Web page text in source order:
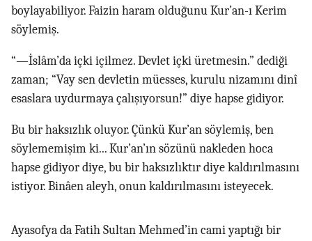
boylayabiliyor. Faizin haram olduğunu Kur’an-ı Kerim
söylemiş.
“—İslâm’da içki içilmez. Devlet içki üretmesin.” dediği
zaman; “Vay sen devletin müesses, kurulu nizamını dinî
esaslara uydurmaya çalışıyorsun!” diye hapse gidiyor.
Bu bir haksızlık oluyor. Çünkü Kur’an söylemiş, ben
söylememişim ki... Kur’an’ın sözünü nakleden hoca
hapse gidiyor diye, bu bir haksızlıktır diye kaldırılmasını
istiyor. Binâen aleyh, onun kaldırılmasını isteyecek.
Ayasofya da Fatih Sultan Mehmed’in cami yaptığı bir